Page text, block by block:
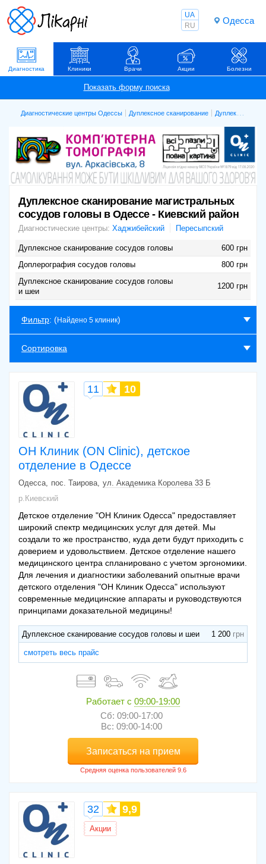
Одесса
UA
RU
Диагностика Клиники Врачи Акции Болезни
Диагностические центры Одессы Дуплексное сканирование Дуплексное сканирование магистральных сосудов головы
Дуплексное сканирование магистральных
сосудов головы в Одессе - Киевский район
Диагностические центры: Хаджибейский Пересыпский
Дуплексное сканирование сосудов головы
600 грн
Доплерография сосудов головы
800 грн
Дуплексное сканирование сосудов головы
и шеи
1200 грн
Фильтр: (Найдено 5 клиник)
Сортировка
ОН Клиник (ON Clinic), детское
отделение в Одессе
11 10
Одесса пос. Таирова ул. Академика Королева 33 Б
р.Киевский
Детское отделение "ОН Клиник Одесса" предоставляет
широкий спектр медицинских услуг для детей. Мы
создали то же пространство, куда дети будут приходить с
доверием и удовольствием. Детское отделение нашего
медицинского центра спланировано с учетом эргономики.
Для лечения и диагностики заболеваний опытные врачи
детского отделения "ОН Клиник Одесса" используют
современные медицинские аппараты и руководствуются
принципами доказательной медицины!
Дуплексное сканирование сосудов головы и шеи 1 200
смотреть весь прайс
Работает с 09:00-19:00
Сб: 09:00-17:00
Вс: 09:00-14:00
Записаться на прием
32 9,9
Акции